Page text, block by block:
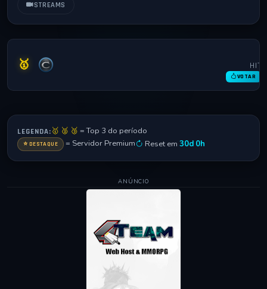
STREAMS
🥇
VOTAR
LEGENDA:🥇 🥈 🥉 = Top 3 do período
⭐ DESTAQUE = Servidor Premium Reset em30d 0h
ANÚNCIO